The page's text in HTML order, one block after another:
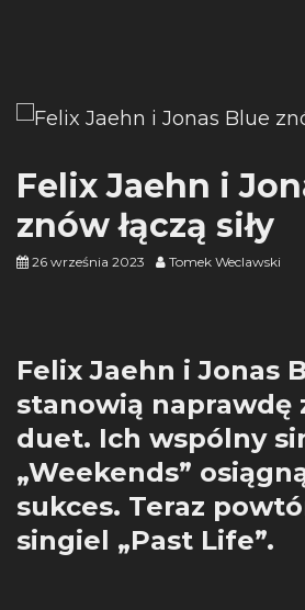
Felix Jaehn i
znów łączą siły
26 września 2023 Tomek Weclawski
Felix Jaehn i Jonas
stanowią naprawdę
duet. Ich wspólny
„Weekends”
sukces. Teraz
singiel „Past Life”.